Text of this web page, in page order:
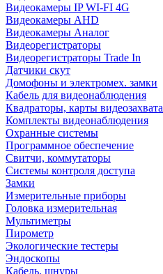
Видеокамеры IP WI-FI 4G
Видеокамеры AHD
Видеокамеры Аналог
Видеорегистраторы
Видеорегистраторы Trade In
Датчики скут
Домофоны и электромех. замки
Кабель для видеонаблюдения
Квадраторы, карты видеозахвата
Комплекты видеонаблюдения
Охранные системы
Программное обеспечение
Свитчи, коммутаторы
Системы контроля доступа
Замки
Измерительные приборы
Головка измерительная
Мультиметры
Пирометр
Экологические тестеры
Эндоскопы
Кабель, шнуры